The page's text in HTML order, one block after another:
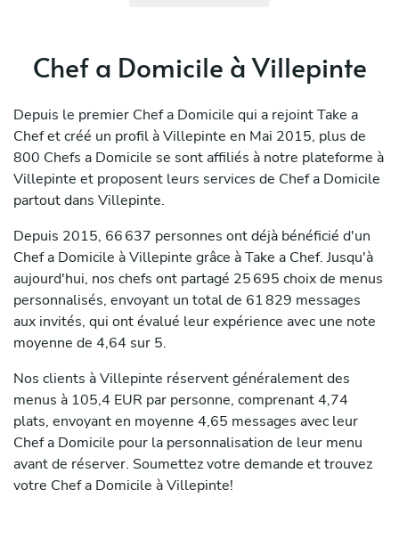
Chef a Domicile à Villepinte
Depuis le premier Chef a Domicile qui a rejoint Take a
Chef et créé un profil à Villepinte en Mai 2015, plus de
800 Chefs a Domicile se sont affiliés à notre plateforme à
Villepinte et proposent leurs services de Chef a Domicile
partout dans Villepinte.
Depuis 2015, 66 637 personnes ont déjà bénéficié d'un
Chef a Domicile à Villepinte grâce à Take a Chef. Jusqu'à
aujourd'hui, nos chefs ont partagé 25 695 choix de menus
personnalisés, envoyant un total de 61 829 messages
aux invités, qui ont évalué leur expérience avec une note
moyenne de 4,64 sur 5.
Nos clients à Villepinte réservent généralement des
menus à 105,4 EUR par personne, comprenant 4,74
plats, envoyant en moyenne 4,65 messages avec leur
Chef a Domicile pour la personnalisation de leur menu
avant de réserver. Soumettez votre demande et trouvez
votre Chef a Domicile à Villepinte!